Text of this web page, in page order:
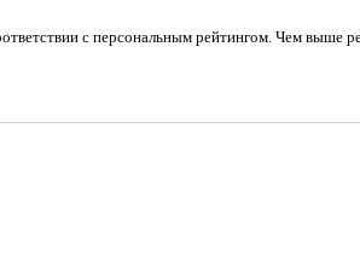
с персональным рейтингом. Чем